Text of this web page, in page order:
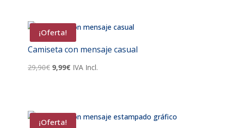
29,90€.9,99€.
¡Oferta!
Camiseta con mensaje casual
29,90€ El
29,90€.
9,99€El
9,99€.
IVA Incl.
¡Oferta!